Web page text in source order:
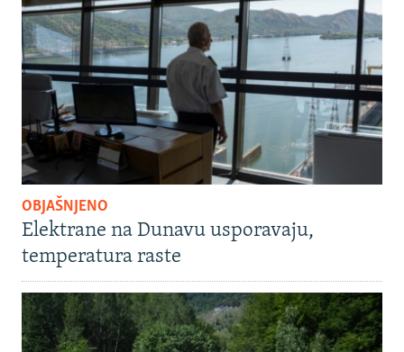
OBJAŠNJENO
Elektrane na Dunavu usporavaju,
temperatura raste